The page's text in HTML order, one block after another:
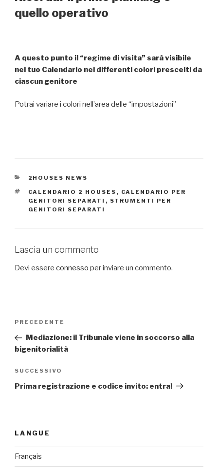
quello operativo
A questo punto il “regime di visita” sarà visibile
nel tuo Calendario nei differenti colori prescelti da
ciascun genitore
Potrai variare i colori nell’area delle “impostazioni”
CATEGORIE
2HOUSES NEWS
TAG
CALENDARIO 2 HOUSES , CALENDARIO PER
GENITORI SEPARATI , STRUMENTI PER
GENITORI SEPARATI
Lascia un commento
Devi essere connesso per inviare un commento.
Navigazione
Articolo
precedente:
PRECEDENTE
Mediazione: il Tribunale viene in soccorso alla
bigenitorialità
Articolo
successivo
SUCCESSIVO
Prima registrazione e codice invito: entra!
LANGUE
Français